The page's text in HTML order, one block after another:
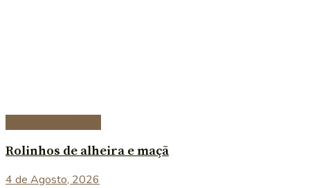
Rolinhos de alheira e maçã
4 de Agosto, 2026